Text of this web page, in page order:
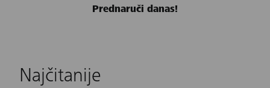
Prednaruči danas!
Najčitanije